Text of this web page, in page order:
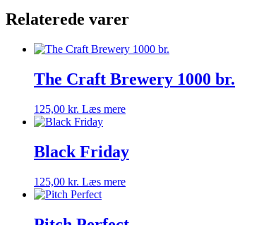
Relaterede varer
The Craft Brewery 1000 br.
125,00 kr. Læs mere
Black Friday
125,00 kr. Læs mere